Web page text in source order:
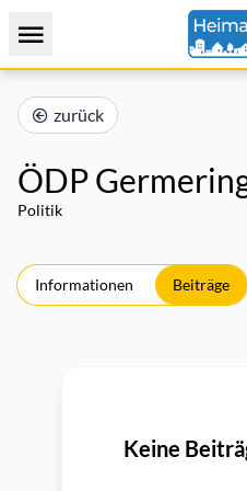
zurück
ÖDP
Politik
Informationen Beiträge
Keine